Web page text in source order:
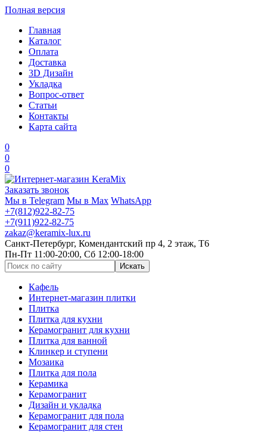
Полная версия
Главная
Каталог
Оплата
Доставка
3D Дизайн
Укладка
Вопрос-ответ
Статьи
Контакты
Карта сайта
0
0
0
Заказать звонок
Мы в Telegram Мы в Max WhatsApp
+7(812)922-82-75
+7(911)922-82-75
zakaz@keramix-lux.ru
Санкт-Петербург, Комендантский пр 4, 2 этаж, Т6
Пн-Пт 11:00-20:00, Сб 12:00-18:00
Кафель
Интернет-магазин плитки
Плитка
Плитка для кухни
Керамогранит для кухни
Плитка для ванной
Клинкер и ступени
Мозаика
Плитка для пола
Керамика
Керамогранит
Дизайн и укладка
Керамогранит для пола
Керамогранит для стен